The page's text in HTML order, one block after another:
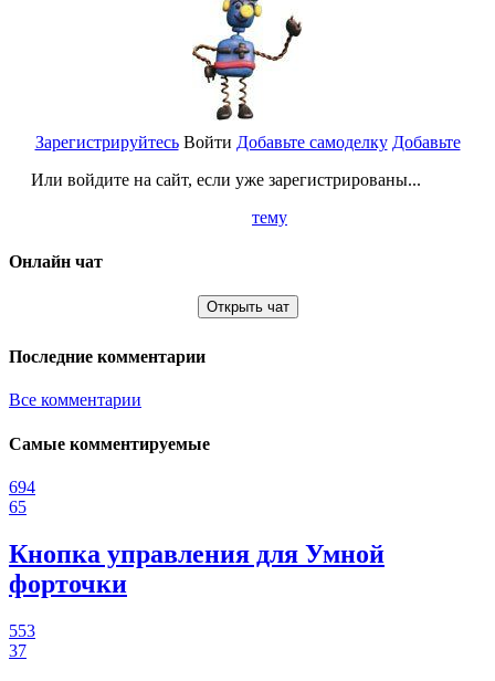
Зарегистрируйтесь
Или войдите на сайт, если уже зарегистрированы...
Войти Добавьте самоделку Добавьте
тему
Онлайн чат
Открыть чат
Последние комментарии
Все комментарии
Самые комментируемые
694
65
Кнопка управления для Умной
форточки
553
37